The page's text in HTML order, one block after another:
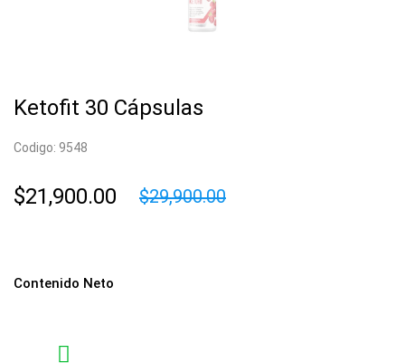
Ketofit 30 Cápsulas
Codigo: 9548
$21,900.00 $29,900.00
Contenido Neto